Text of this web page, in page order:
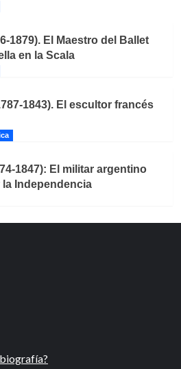
1879). El Maestro del Ballet
en la Scala
1843). El escultor francés
1847): El militar argentino
Independencia